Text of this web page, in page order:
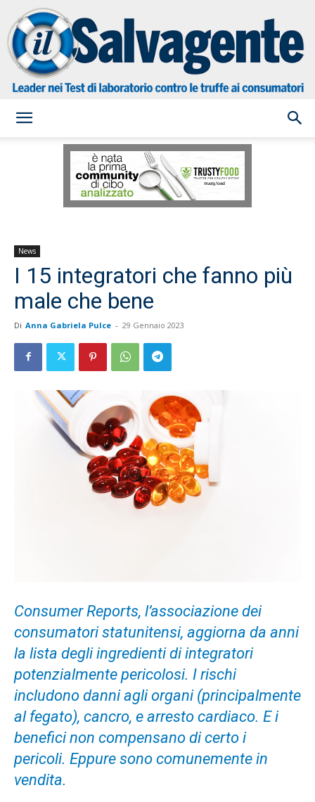
Salvagente
News
I 15 integratori che fanno più
male che bene
Di Anna Gabriela Pulce - 29 Gennaio 2023
Consumer Reports, l’associazione dei
consumatori statunitensi, aggiorna da anni
la lista degli ingredienti di integratori
potenzialmente pericolosi. I rischi
includono danni agli organi (principalmente
al fegato), cancro, e arresto cardiaco. E i
benefici non compensano di certo i
pericoli. Eppure sono comunemente in
vendita.